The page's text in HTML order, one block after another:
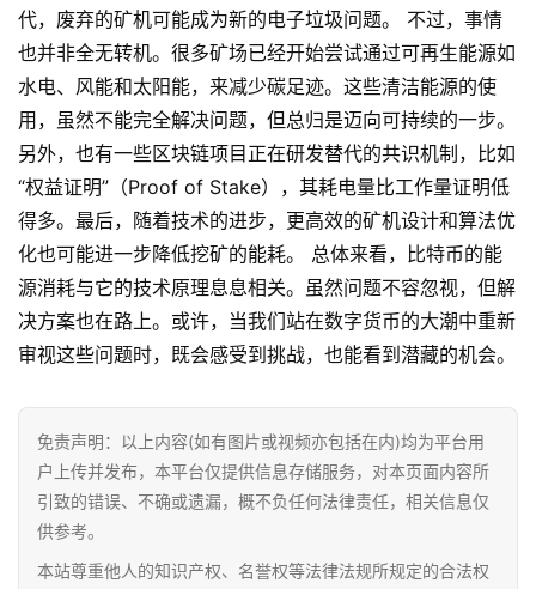
页
行
情
快
代，废弃的矿机可能成为新的电子垃圾问题。 不过，事情
也并非全无转机。很多矿场已经开始尝试通过可再生能源如
水电、风能和太阳能，来减少碳足迹。这些清洁能源的使
用，虽然不能完全解决问题，但总归是迈向可持续的一步。
另外，也有一些区块链项目正在研发替代的共识机制，比如
“权益证明”（Proof of Stake），其耗电量比工作量证明低
得多。最后，随着技术的进步，更高效的矿机设计和算法优
化也可能进一步降低挖矿的能耗。 总体来看，比特币的能
源消耗与它的技术原理息息相关。虽然问题不容忽视，但解
决方案也在路上。或许，当我们站在数字货币的大潮中重新
审视这些问题时，既会感受到挑战，也能看到潜藏的机会。
免责声明：以上内容(如有图片或视频亦包括在内)均为平台用
户上传并发布，本平台仅提供信息存储服务，对本页面内容所
引致的错误、不确或遗漏，概不负任何法律责任，相关信息仅
供参考。
本站尊重他人的知识产权、名誉权等法律法规所规定的合法权